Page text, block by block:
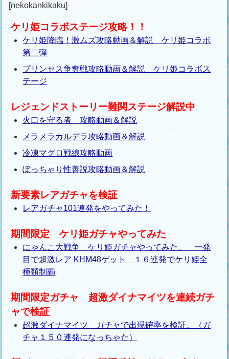
[nekokankikaku]
ケリ姫コラボステージ攻略！！
ケリ姫降臨！激ムズ攻略動画＆解説 ケリ姫コラボ
第二弾
プリンセス争奪戦攻略動画＆解説 ケリ姫コラボス
テージ
レジェンドストーリー難関ステージ解説中
火口を守る者 攻略動画＆解説
メラメラカルデラ攻略動画＆解説
冷凍マグロ戦線攻略動画
ぽっちゃり性善説攻略動画＆解説
新要素レアガチャを検証
レアガチャ101連発をやってみた！
期間限定 ケリ姫ガチャやってみた
にゃんこ大戦争 ケリ姫ガチャやってみた。 一発
目で超激レア KHM48ゲット １６連発でケリ姫全
種類制覇
期間限定ガチャ 超激ダイナマイツを連続ガチ
ャで検証
超激ダイナマイツ ガチャで出現確率を検証。（ガ
チャ１５０連発になっちゃた）